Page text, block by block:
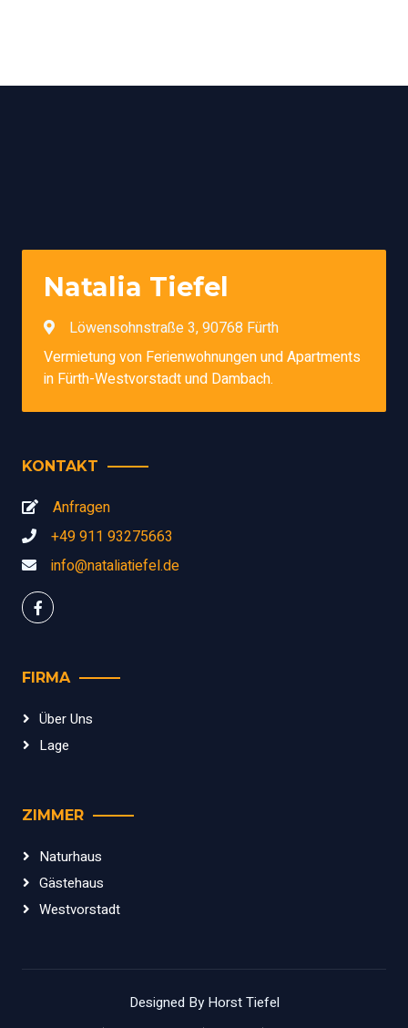
Natalia Tiefel
Löwensohnstraße 3, 90768 Fürth
Vermietung von Ferienwohnungen und Apartments
in Fürth-Westvorstadt und Dambach.
KONTAKT
Anfragen
+49 911 93275663
info@nataliatiefel.de
FIRMA
Über Uns
Lage
ZIMMER
Naturhaus
Gästehaus
Westvorstadt
Designed By Horst Tiefel